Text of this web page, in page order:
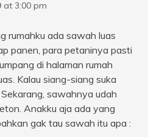
at 3:00 pm
rumahku ada sawah luas
panen, para petaninya pasti
di halaman rumah
Kalau siang-siang suka
sawahnya udah
Anakku aja ada yang
gak tau sawah itu apa :